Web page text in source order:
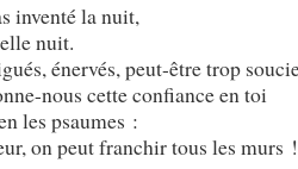
inventé la nuit,
nuit.
énervés, peut-être trop
nous cette confiance en toi
les psaumes :
on peut franchir tous les murs